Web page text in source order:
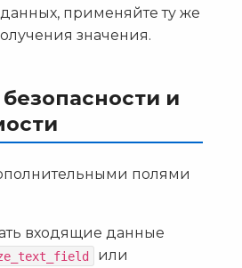
данных, применяйте ту же
значения.
и
полями
входящие данные
или